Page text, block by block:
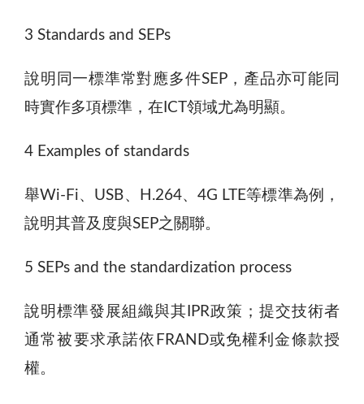
3 Standards and SEPs
說明同一標準常對應多件SEP，產品亦可能同
時實作多項標準，在ICT領域尤為明顯。
4 Examples of standards
舉Wi-Fi、USB、H.264、4G LTE等標準為例，
說明其普及度與SEP之關聯。
5 SEPs and the standardization process
說明標準發展組織與其IPR政策；提交技術者
通常被要求承諾依FRAND或免權利金條款授
權。